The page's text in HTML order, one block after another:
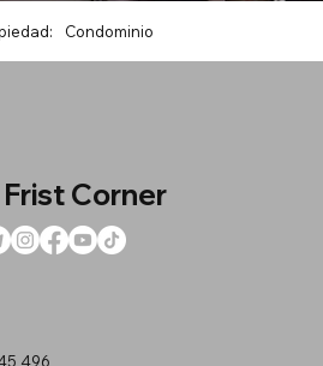
Condominio
Corner
496